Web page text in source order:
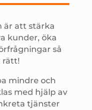
är att stärka
kunder, öka
så
rätt!
mindre och
med hjälp av
tjänster